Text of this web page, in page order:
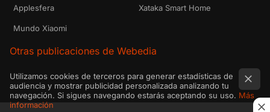
Applesfera Xataka Smart Home
Mundo Xiaomi
Otras publicaciones de Webedia
Utilizamos cookies de terceros para generar estadísticas de
audiencia y mostrar publicidad personalizada analizando tu
navegación. Si sigues navegando estarás aceptando su uso. Más
información